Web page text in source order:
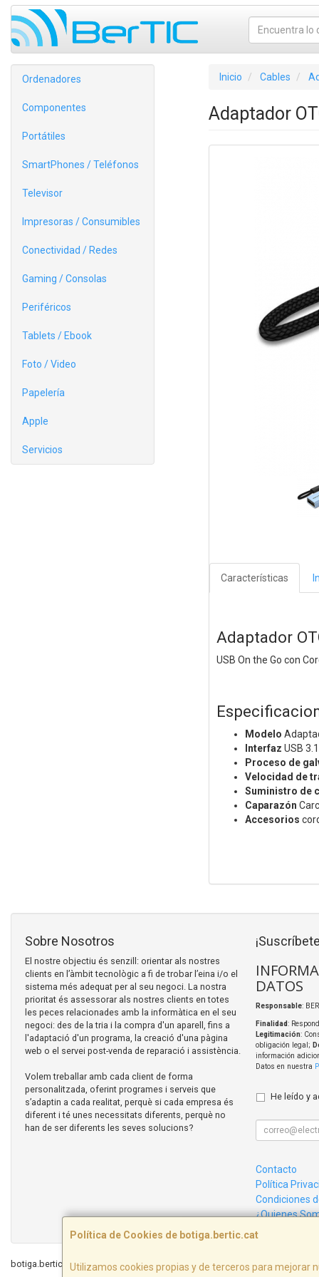
Ordenadores
Componentes
Portátiles
SmartPhones / Teléfonos
Televisor
Impresoras / Consumibles
Conectividad / Redes
Gaming / Consolas
Periféricos
Tablets / Ebook
Foto / Video
Papelería
Apple
Servicios
Inicio Cables
Adaptador
Características
Adaptador
USB On the Go con
Modelo
Interfaz USB
Proceso de
Velocidad de
Suministro de
Caparazón
Accesorios
Política de Cookies de botiga.bertic.cat
Utilizamos cookies propias y de terceros para mejorar
Sobre Nosotros
El nostre objectiu és senzill: orientar als nostres
clients en l’àmbit tecnològic a fi de trobar l’eina i/o el
sistema més adequat per al seu negoci. La nostra
prioritat és assessorar als nostres clients en totes
les peces relacionades amb la informàtica en el seu
negoci: des de la tria i la compra d'un aparell, fins a
l'adaptació d'un programa, la creació d'una pàgina
web o el servei post-venda de reparació i assistència.
Volem treballar amb cada client de forma
personalitzada, oferint programes i serveis que
s’adaptin a cada realitat, perquè si cada empresa és
diferent i té unes necessitats diferents, perquè no
han de ser diferents les seves solucions?
DATOS
Responsable:
Finalidad:
Legitimación:
obligación legal;
información
Datos en nuestra
He leído y
Contacto
Política
Condiciones
¿Quienes
botiga.bertic.cat © 2026